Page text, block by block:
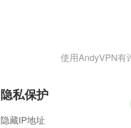
使用AndyVPN有
隐私保护
隐藏IP地址